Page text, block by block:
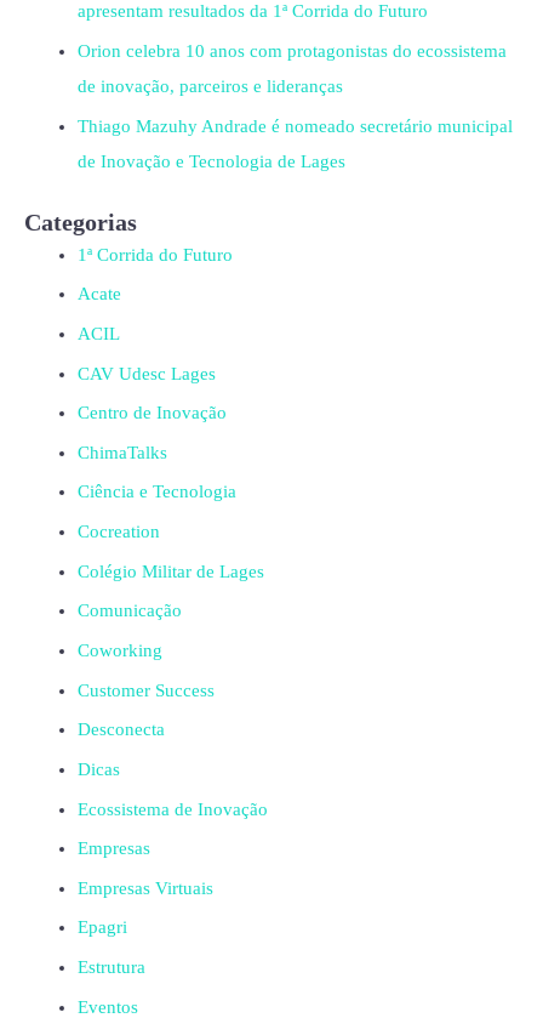
apresentam resultados da 1ª Corrida do Futuro
Orion celebra 10 anos com protagonistas do ecossistema
de inovação, parceiros e lideranças
Thiago Mazuhy Andrade é nomeado secretário municipal
de Inovação e Tecnologia de Lages
Categorias
1ª Corrida do Futuro
Acate
ACIL
CAV Udesc Lages
Centro de Inovação
ChimaTalks
Ciência e Tecnologia
Cocreation
Colégio Militar de Lages
Comunicação
Coworking
Customer Success
Desconecta
Dicas
Ecossistema de Inovação
Empresas
Empresas Virtuais
Epagri
Estrutura
Eventos